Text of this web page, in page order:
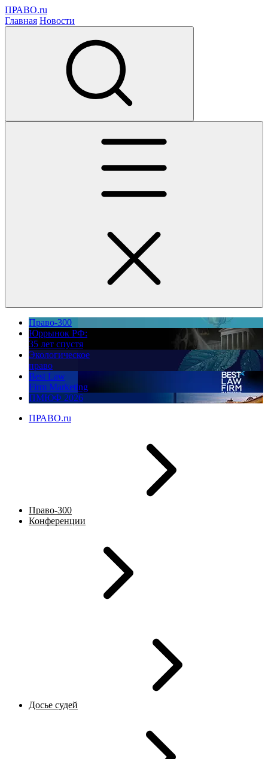
ПРАВО.ru
Главная Новости
Право-300
Юррынок РФ:
35 лет спустя
Экологическое
право
Best Law
Firm Marketing
ПМЮФ 2026
ПРАВО.ru
Право-300
Конференции
Досье судей